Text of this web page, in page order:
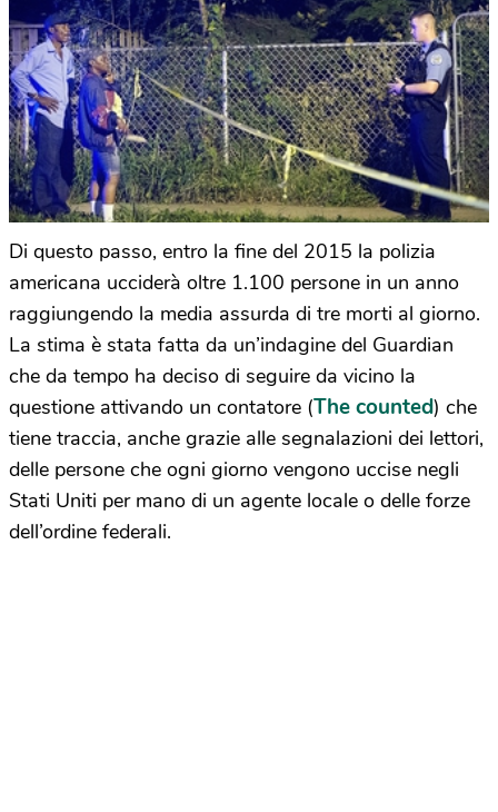
Di questo passo, entro la fine del 2015 la polizia
americana ucciderà oltre 1.100 persone in un anno
raggiungendo la media assurda di tre morti al giorno.
La stima è stata fatta da un’indagine del Guardian
che da tempo ha deciso di seguire da vicino la
questione attivando un contatore (The counted) che
tiene traccia, anche grazie alle segnalazioni dei lettori,
delle persone che ogni giorno vengono uccise negli
Stati Uniti per mano di un agente locale o delle forze
dell’ordine federali.